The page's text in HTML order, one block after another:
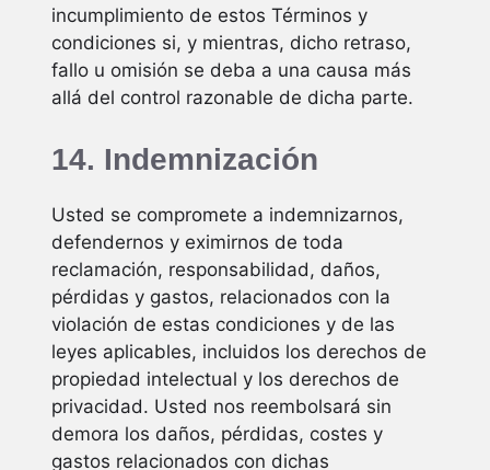
incumplimiento de estos Términos y
condiciones si, y mientras, dicho retraso,
fallo u omisión se deba a una causa más
allá del control razonable de dicha parte.
14. Indemnización
Usted se compromete a indemnizarnos,
defendernos y eximirnos de toda
reclamación, responsabilidad, daños,
pérdidas y gastos, relacionados con la
violación de estas condiciones y de las
leyes aplicables, incluidos los derechos de
propiedad intelectual y los derechos de
privacidad. Usted nos reembolsará sin
demora los daños, pérdidas, costes y
gastos relacionados con dichas